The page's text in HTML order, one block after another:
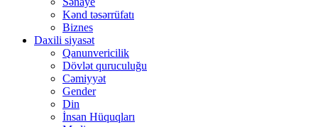
Kənd təsərrüfatı
Biznes
Daxili siyasət
Qanunvericilik
Dövlət quruculuğu
Cəmiyyət
Gender
Din
İnsan Hüquqları